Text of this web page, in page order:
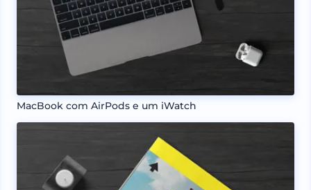
MacBook com AirPods e um iWatch